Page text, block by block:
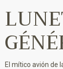
El mítico avión de